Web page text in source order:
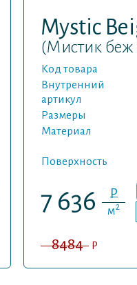
Mystic
(Мистик беж
Код товара
Внутренний
артикул
Размеры
Материал
Поверхность
7 636 P
м2
8484 P